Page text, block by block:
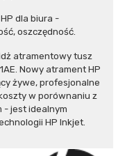
dla biura -
oszczędność.
atramentowy tusz
Nowy atrament HP
żywe, profesjonalne
w porównaniu z
- jest idealnym
HP Inkjet.